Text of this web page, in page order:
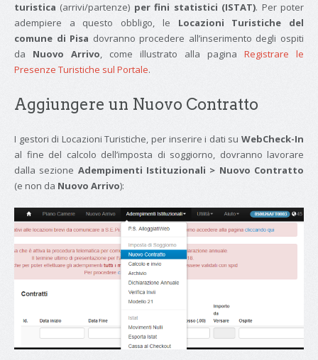
turistica (arrivi/partenze) per fini statistici (ISTAT). Per poter
adempiere a questo obbligo, le Locazioni Turistiche del
comune di Pisa dovranno procedere all’inserimento degli ospiti
da Nuovo Arrivo, come illustrato alla pagina Registrare le
Presenze Turistiche sul Portale.
Aggiungere un Nuovo Contratto
I gestori di Locazioni Turistiche, per inserire i dati su WebCheck-In
al fine del calcolo dell’imposta di soggiorno, dovranno lavorare
dalla sezione Adempimenti Istituzionali > Nuovo Contratto
(e non da Nuovo Arrivo):